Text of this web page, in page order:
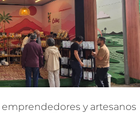
emprendedores y artesanos